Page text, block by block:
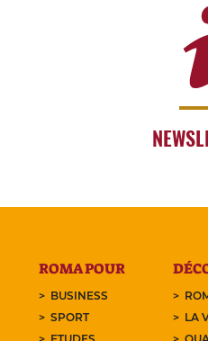
ROMA POUR
BUSINESS
SPORT
LA